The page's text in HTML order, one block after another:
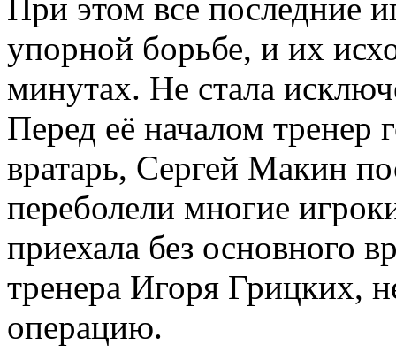
При этом все последние
упорной борьбе, и их
минутах. Не стала
Перед её началом тренер
вратарь, Сергей Макин
переболели многие
приехала без основного
тренера Игоря Грицких,
операцию.